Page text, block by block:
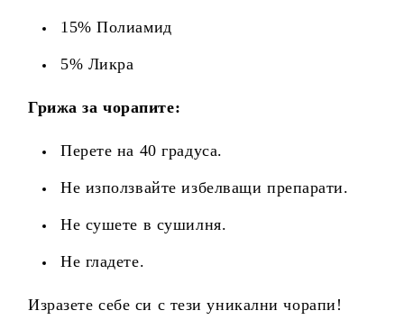
15% Полиамид
5% Ликра
Грижа за чорапите:
Перете на 40 градуса.
Не използвайте избелващи препарати.
Не сушете в сушилня.
Не гладете.
Изразете себе си с тези уникални чорапи!